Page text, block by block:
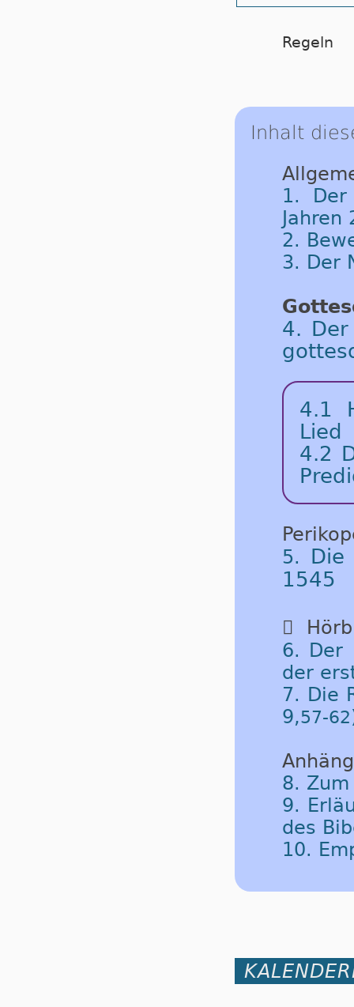
Regeln
Inhalt
1. Der
2.
3. Der
4.
4.1
Lied
4.2
5. Die
1545

6. Der
der
7. Die
9,57-62
8.
9.
des
10.